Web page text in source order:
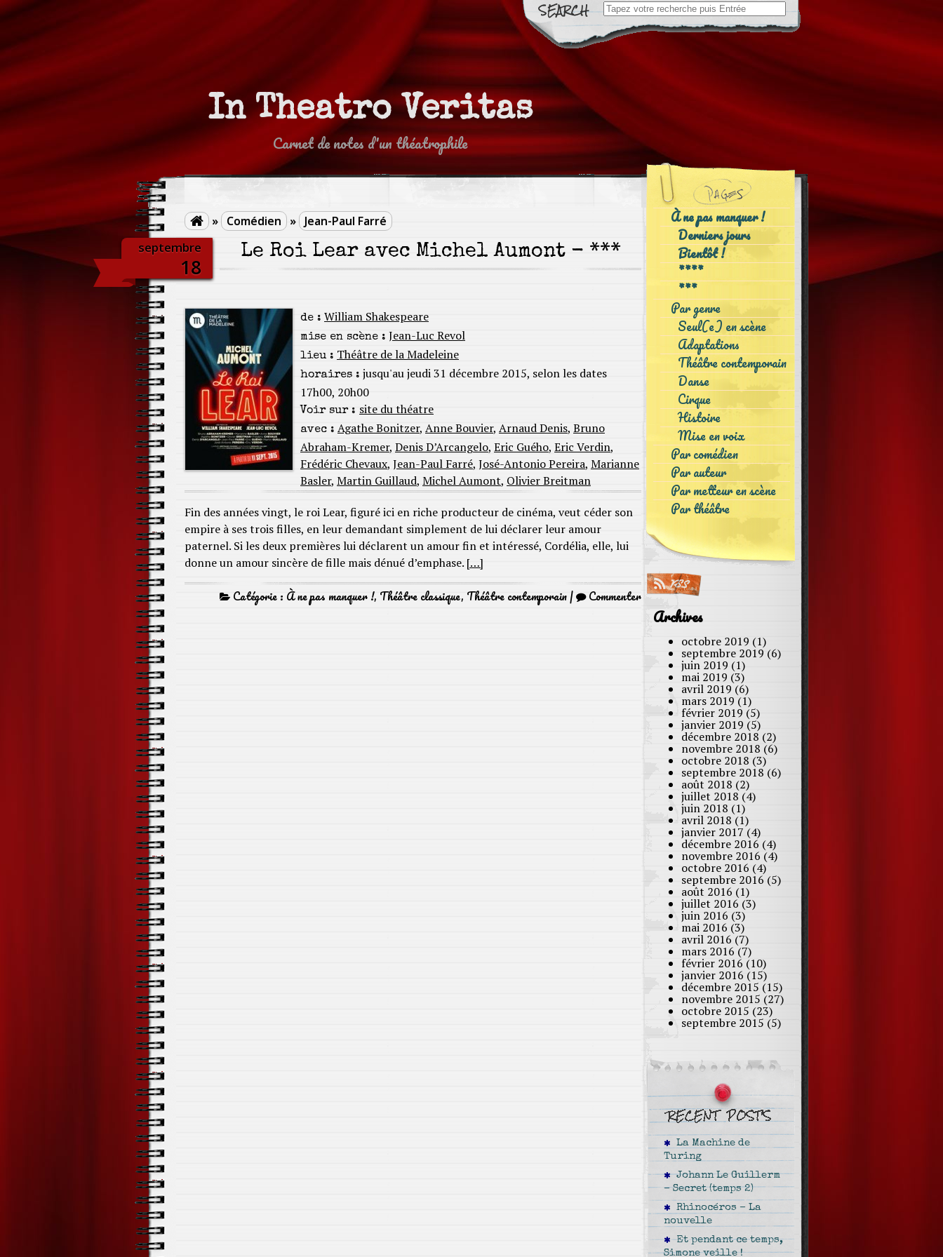
Search
for:
In Theatro Veritas
Carnet de notes d'un théatrophile
 » Comédien » Jean-Paul Farré
septembre
18
Le Roi Lear avec Michel Aumont - ***
de : William Shakespeare
mise en scène : Jean-Luc Revol
lieu : Théâtre de la Madeleine
horaires : jusqu'au jeudi 31 décembre 2015, selon les dates
17h00, 20h00
Voir sur : site du théatre
avec : Agathe Bonitzer, Anne Bouvier, Arnaud Denis, Bruno
Abraham-Kremer, Denis D’Arcangelo, Eric Guého, Eric Verdin,
Frédéric Chevaux, Jean-Paul Farré, José-Antonio Pereira, Marianne
Basler, Martin Guillaud, Michel Aumont, Olivier Breitman
Fin des années vingt, le roi Lear, figuré ici en riche producteur de cinéma, veut céder son
empire à ses trois filles, en leur demandant simplement de lui déclarer leur amour
paternel. Si les deux premières lui déclarent un amour fin et intéressé, Cordélia, elle, lui
donne un amour sincère de fille mais dénué d’emphase. […]
Catégorie : À ne pas manquer !, Théâtre classique, Théâtre contemporain| Commenter
À ne pas manquer !
Derniers jours
Bientôt !
****
***
Par genre
Seul(e) en scène
Adaptations
Théâtre contemporain
Danse
Cirque
Histoire
Mise en voix
Par comédien
Par auteur
Par metteur en scène
Par théâtre
Archives
octobre 2019 (1)
septembre 2019 (6)
juin 2019 (1)
mai 2019 (3)
avril 2019 (6)
mars 2019 (1)
février 2019 (5)
janvier 2019 (5)
décembre 2018 (2)
novembre 2018 (6)
octobre 2018 (3)
septembre 2018 (6)
août 2018 (2)
juillet 2018 (4)
juin 2018 (1)
avril 2018 (1)
janvier 2017 (4)
décembre 2016 (4)
novembre 2016 (4)
octobre 2016 (4)
septembre 2016 (5)
août 2016 (1)
juillet 2016 (3)
juin 2016 (3)
mai 2016 (3)
avril 2016 (7)
mars 2016 (7)
février 2016 (10)
janvier 2016 (15)
décembre 2015 (15)
novembre 2015 (27)
octobre 2015 (23)
septembre 2015 (5)
La Machine de
Turing
Johann Le Guillerm
– Secret (temps 2)
Rhinocéros – La
nouvelle
Et pendant ce temps,
Simone veille !